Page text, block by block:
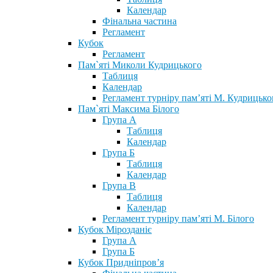
Календар
Фінальна частина
Регламент
Кубок
Регламент
Пам`яті Миколи Кудрицького
Таблиця
Календар
Регламент турніру пам’яті М.
Пам`яті Максима Білого
Група А
Таблиця
Календар
Група Б
Таблиця
Календар
Група В
Таблиця
Календар
Регламент турніру пам’яті М. Білого
Кубок Мірозданіє
Група А
Група Б
Кубок Придніпров’я